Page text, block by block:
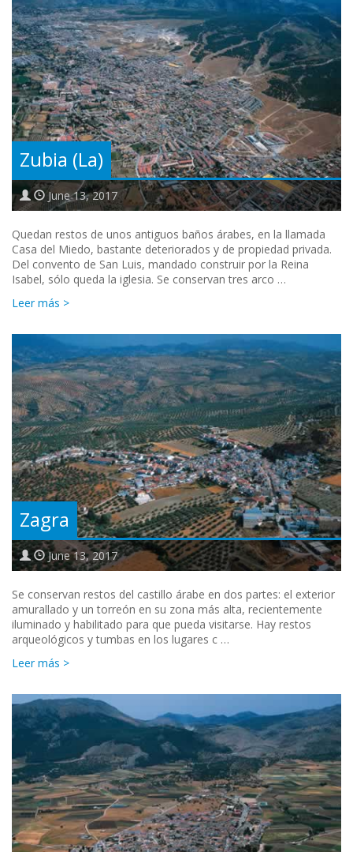
Zubia (La)
June 13, 2017
Quedan restos de unos antiguos baños árabes, en la llamada
Casa del Miedo, bastante deteriorados y de propiedad privada.
Del convento de San Luis, mandado construir por la Reina
Isabel, sólo queda la iglesia. Se conservan tres arco …
Leer más >
Zagra
June 13, 2017
Se conservan restos del castillo árabe en dos partes: el exterior
amurallado y un torreón en su zona más alta, recientemente
iluminado y habilitado para que pueda visitarse. Hay restos
arqueológicos y tumbas en los lugares c …
Leer más >